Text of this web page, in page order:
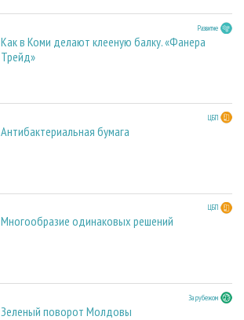
Развитие
Как в Коми делают клееную балку. «Фанера
Трейд»
ЦБП
Антибактериальная бумага
ЦБП
Многообразие одинаковых решений
За рубежом
Зеленый поворот Молдовы